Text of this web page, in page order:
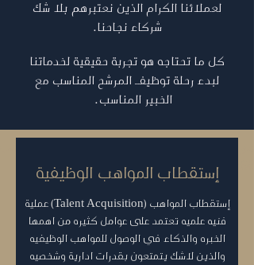
لعملائنا الكرام الذين نعتبرهم بلا شك
شركاء نجاحنا.
كل ما تحتاجه هو تجربة حقيقية لخدماتنا
لبدء رحلة توظيفـــ المرشح المناسب مع
الخبير المناسب.
إستقطاب المواهب الوظيفية
إستقطاب المواهب (Talent Acquisition) عملية
فنيه علميه تعتمد على عوامل كثيره من اهمها
الخبره والذكاء في الوصول للمواهب الوظيفيه
والذين لاشك يتمتعون بقدرات ادارية وشخصيه